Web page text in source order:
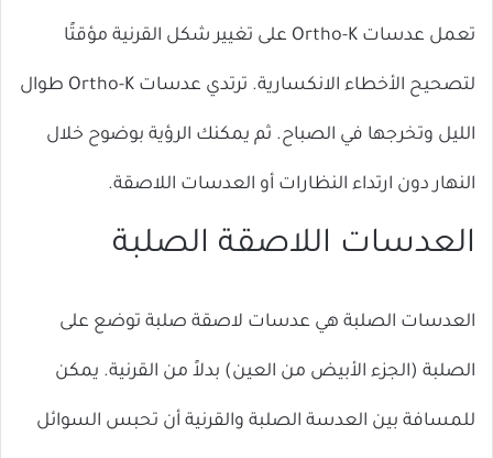
تعمل عدسات Ortho-K على تغيير شكل القرنية مؤقتًا
لتصحيح الأخطاء الانكسارية. ترتدي عدسات Ortho-K طوال
الليل وتخرجها في الصباح. ثم يمكنك الرؤية بوضوح خلال
النهار دون ارتداء النظارات أو العدسات اللاصقة.
العدسات اللاصقة الصلبة
العدسات الصلبة هي عدسات لاصقة صلبة توضع على
الصلبة (الجزء الأبيض من العين) بدلاً من القرنية. يمكن
للمسافة بين العدسة الصلبة والقرنية أن تحبس السوائل